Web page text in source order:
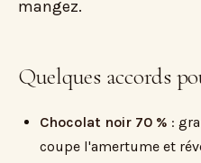
mangez.
Quelques accords
Chocolat noir 70 % :
coupe l'amertume et